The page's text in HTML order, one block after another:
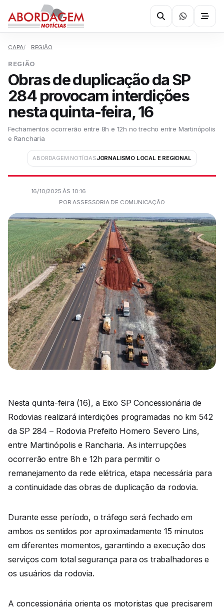
CAPA REGIÃO
REGIÃO
Obras de duplicação da SP
284 provocam interdições
nesta quinta-feira, 16
Fechamentos ocorrerão entre 8h e 12h no trecho entre Martinópolis
e Rancharia
ABORDAGEM NOTÍCIASJORNALISMO LOCAL E REGIONAL
16/10/2025 ÀS 10:16
POR ASSESSORIA DE COMUNICAÇÃO
Nesta quinta-feira (16), a Eixo SP Concessionária de
Rodovias realizará interdições programadas no km 542
da SP 284 – Rodovia Prefeito Homero Severo Lins,
entre Martinópolis e Rancharia. As interrupções
ocorrerão entre 8h e 12h para permitir o
remanejamento da rede elétrica, etapa necessária para
a continuidade das obras de duplicação da rodovia.
Durante esse período, o tráfego será fechado em
ambos os sentidos por aproximadamente 15 minutos
em diferentes momentos, garantindo a execução dos
serviços com total segurança para os trabalhadores e
os usuários da rodovia.
A concessionária orienta os motoristas que precisarem